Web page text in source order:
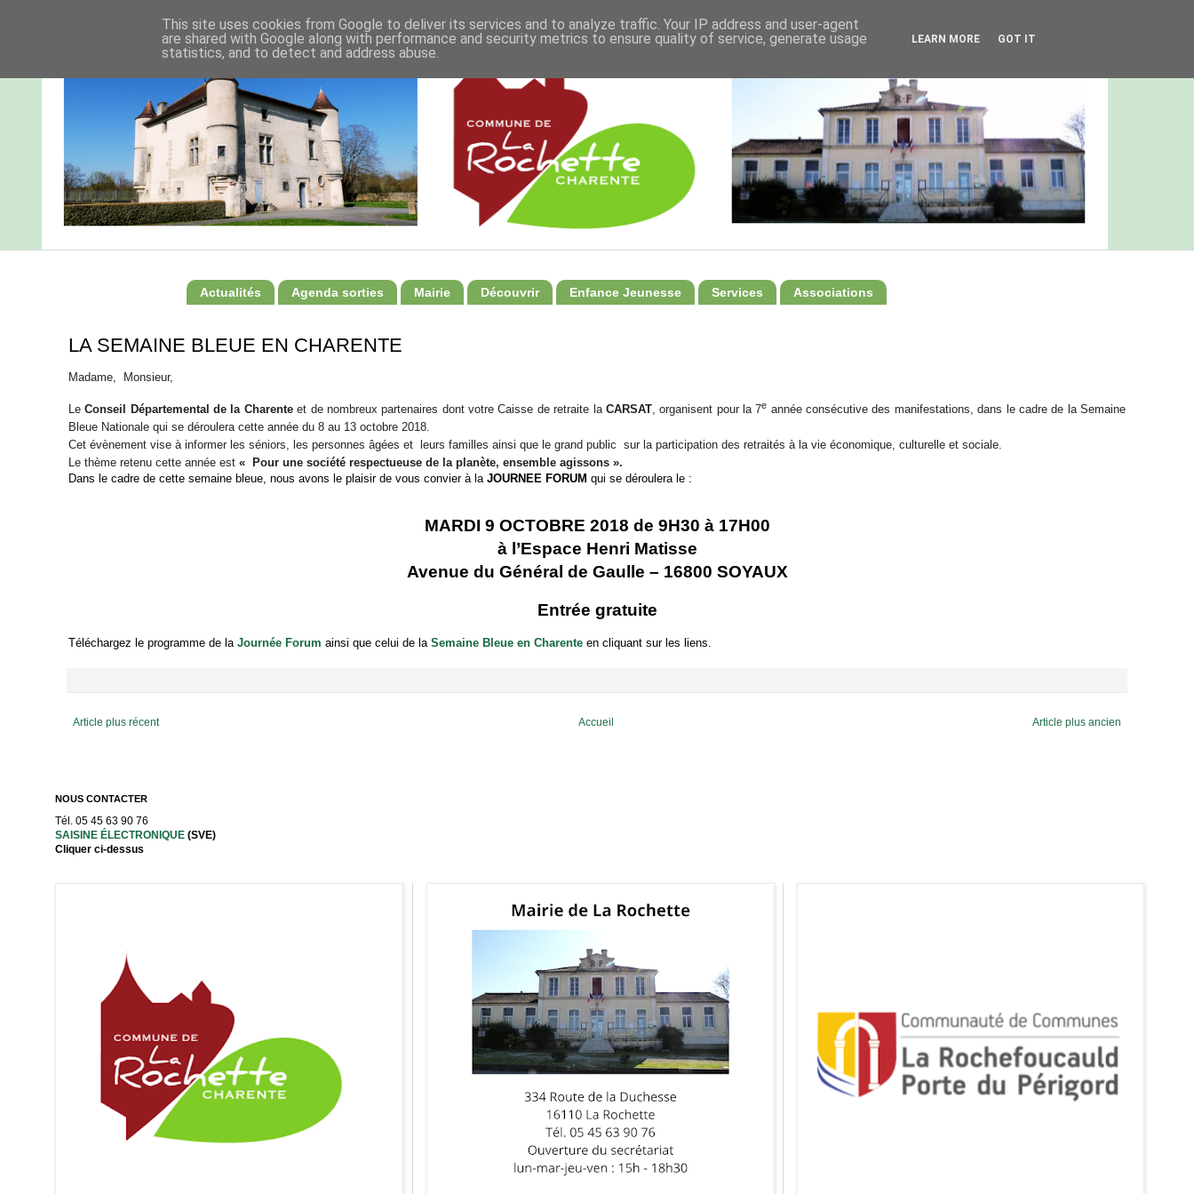
Actualités Agenda sorties Mairie Découvrir Enfance Jeunesse Services Associations
LA SEMAINE BLEUE EN CHARENTE
Madame, Monsieur,
LeConseil Départemental de la Charenteet de nombreux partenaires dont votre Caisse de retraite la CARSAT, organisent pour la 7e année consécutive des manifestations, dans le cadre de la Semaine
Bleue Nationale qui se déroulera cette année du 8 au 13 octobre 2018.
Cet évènement vise à informer les séniors, les personnes âgées et leurs familles ainsi que le grand public sur la participation des retraités à la vie économique, culturelle et sociale.
Le thème retenu cette année est « Pour une société respectueuse de la planète, ensemble agissons ».
Dans le cadre de cette semaine bleue, nous avons le plaisir de vous convier à la JOURNEE FORUM qui se déroulera le :
MARDI 9 OCTOBRE 2018 de 9H30 à 17H00
à l’Espace Henri Matisse
Avenue du Général de Gaulle – 16800 SOYAUX
Entrée gratuite
Téléchargez le programme de la Journée Forum ainsi que celui de la Semaine Bleue en Charente en cliquant sur les liens.
Article plus récent Article plus ancien
Accueil
NOUS CONTACTER
Tél. 05 45 63 90 76
SAISINE ÉLECTRONIQUE (SVE)
Cliquer ci-dessus
This site uses cookies from Google to deliver its services and to analyze traffic. Your IP address and user-agent
are shared with Google along with performance and security metrics to ensure quality of service, generate usage
statistics, and to detect and address abuse.
LEARN MORE GOT IT